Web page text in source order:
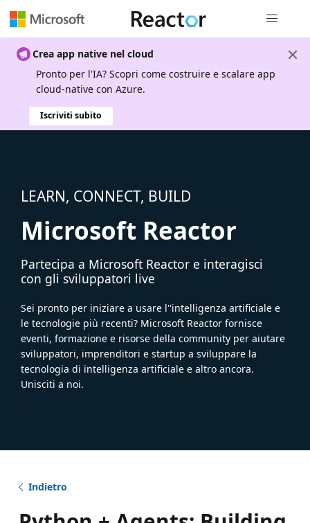
Crea app native nel cloud
Pronto per l'IA? Scopri come costruire e scalare app
cloud-native con Azure.
Iscriviti subito
LEARN, CONNECT, BUILD
Microsoft Reactor
Partecipa a Microsoft Reactor e interagisci
con gli sviluppatori live
Sei pronto per iniziare a usare l''intelligenza artificiale e
le tecnologie più recenti? Microsoft Reactor fornisce
eventi, formazione e risorse della community per aiutare
sviluppatori, imprenditori e startup a sviluppare la
tecnologia di intelligenza artificiale e altro ancora.
Unisciti a noi.
Indietro